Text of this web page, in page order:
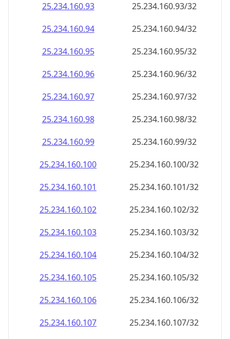
25.234.160.93
25.234.160.93/32
25.234.160.94
25.234.160.94/32
25.234.160.95
25.234.160.95/32
25.234.160.96
25.234.160.96/32
25.234.160.97
25.234.160.97/32
25.234.160.98
25.234.160.98/32
25.234.160.99
25.234.160.99/32
25.234.160.100
25.234.160.100/32
25.234.160.101
25.234.160.101/32
25.234.160.102
25.234.160.102/32
25.234.160.103
25.234.160.103/32
25.234.160.104
25.234.160.104/32
25.234.160.105
25.234.160.105/32
25.234.160.106
25.234.160.106/32
25.234.160.107
25.234.160.107/32